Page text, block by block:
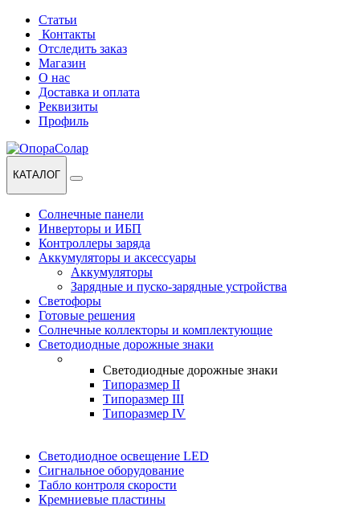
Перейти
навигации
Перейти
содержанию
Статьи
Контакты
Отследить заказ
Магазин
О нас
Доставка и оплата
Реквизиты
Профиль
КАТАЛОГ
Солнечные панели
Инверторы и ИБП
Контроллеры заряда
Аккумуляторы и аксессуары
Аккумуляторы
Зарядные и пуско-зарядные устройства
Светофоры
Готовые решения
Солнечные коллекторы и комплектующие
Светодиодные дорожные знаки
Светодиодные дорожные знаки
Типоразмер II
Типоразмер III
Типоразмер IV
Светодиодное освещение LED
Сигнальное оборудование
Табло контроля скорости
Кремниевые пластины